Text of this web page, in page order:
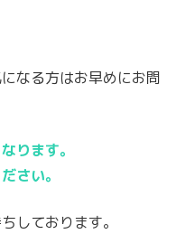
なる方はお早めにお問
ります。
さい。
しております。